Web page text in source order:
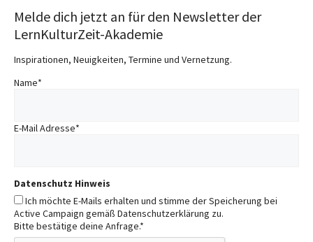
Melde dich jetzt an für den Newsletter der
LernKulturZeit-Akademie
Inspirationen, Neuigkeiten, Termine und Vernetzung.
Name*
E-Mail Adresse*
Datenschutz Hinweis
Ich möchte E-Mails erhalten und stimme der Speicherung bei
Active Campaign gemäß Datenschutzerklärung zu.
Bitte bestätige deine Anfrage.*